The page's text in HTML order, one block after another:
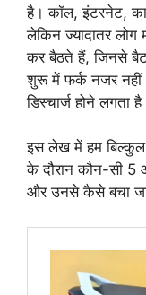
है। कॉल, इंटरनेट,
लेकिन ज्यादातर लोग
कर बैठते हैं, जिनसे
शुरू में फर्क नजर नहीं
डिस्चार्ज होने लगता
इस लेख में हम बिल्कुल
के दौरान कौन-सी 5
और उनसे कैसे बचा